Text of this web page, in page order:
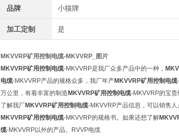
品牌 小猫牌
加工定制 是
MKVVRP矿用控制电缆-MKVVRP_图片
MKVVRP矿用控制电缆-MKVVRP是我厂众多产品中的一种，
电缆-MKVVRP产品的规格众多，我厂年产MKVVRP矿用控制电缆
万公里，有着丰富的制造 MKVVRP矿用控制电缆-MKVVRP的宝
了解我厂MKVVRP矿用控制电缆-MKVVRP产品信息，可以销售人
MKVVRP矿用控制电缆-MKVVRP的规格书。如果还想了解
缆-MKVVRP以外的产品。RVVP电缆